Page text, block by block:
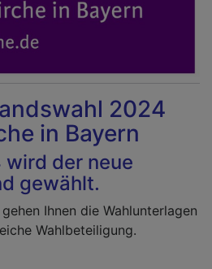
2024
in Bayern
wird der neue
gewählt.
Ihnen die Wahlunterlagen
Wahlbeteiligung.